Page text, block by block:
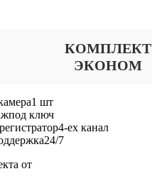
КОМПЛЕКТ
ЭКОНОМ
1 шт
под ключ
4-ех канал
24/7
от